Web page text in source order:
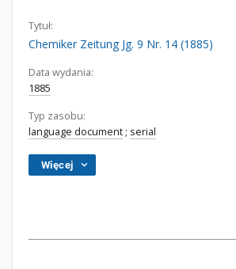
Tytuł:
Chemiker Zeitung Jg. 9 Nr. 14 (1885)
Data wydania:
1885
Typ zasobu:
language document ; serial
Więcej